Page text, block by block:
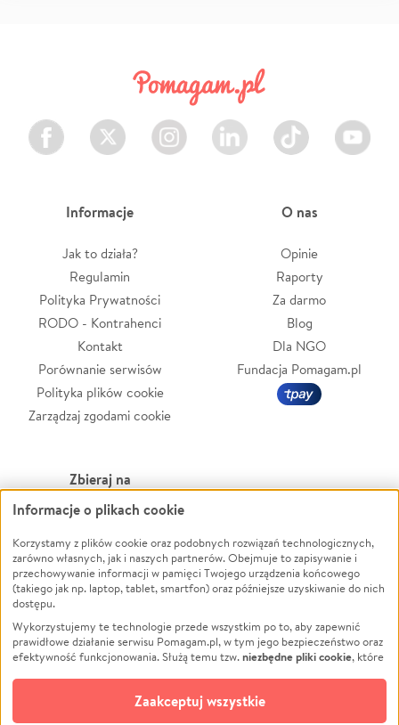
Facebook Twitter Instagram LinkedIn TikTok Youtube
Informacje
Jak to działa?
Regulamin
Polityka Prywatności
RODO - Kontrahenci
Kontakt
Porównanie serwisów
Polityka plików cookie
Zarządzaj zgodami cookie
O nas
Opinie
Raporty
Za darmo
Blog
Dla NGO
Fundacja Pomagam.pl
Zbieraj na
Leczenie
Zwierzęta
Pożar
Ukraina
Pomoc Finansowa
Projekty
Pogrzeb
Społeczność lokalna
Powódź
Wichura
NGO
Edukacja
Podróż
Impreza
Ochrona środowiska
Informacje o plikach cookie
Korzystamy z plików cookie oraz podobnych rozwiązań technologicznych,
zarówno własnych, jak i naszych partnerów. Obejmuje to zapisywanie i
przechowywanie informacji w pamięci Twojego urządzenia końcowego
(takiego jak np. laptop, tablet, smartfon) oraz późniejsze uzyskiwanie do nich
dostępu.
Wykorzystujemy te technologie przede wszystkim po to, aby zapewnić
prawidłowe działanie serwisu Pomagam.pl, w tym jego bezpieczeństwo oraz
efektywność funkcjonowania. Służą temu tzw.niezbędne pliki cookie, które
opcjonalnych plików cookie
technologii do celów analitycznych i retargetingowych. Możesz wyrazić
Zaakceptuj wszystkie